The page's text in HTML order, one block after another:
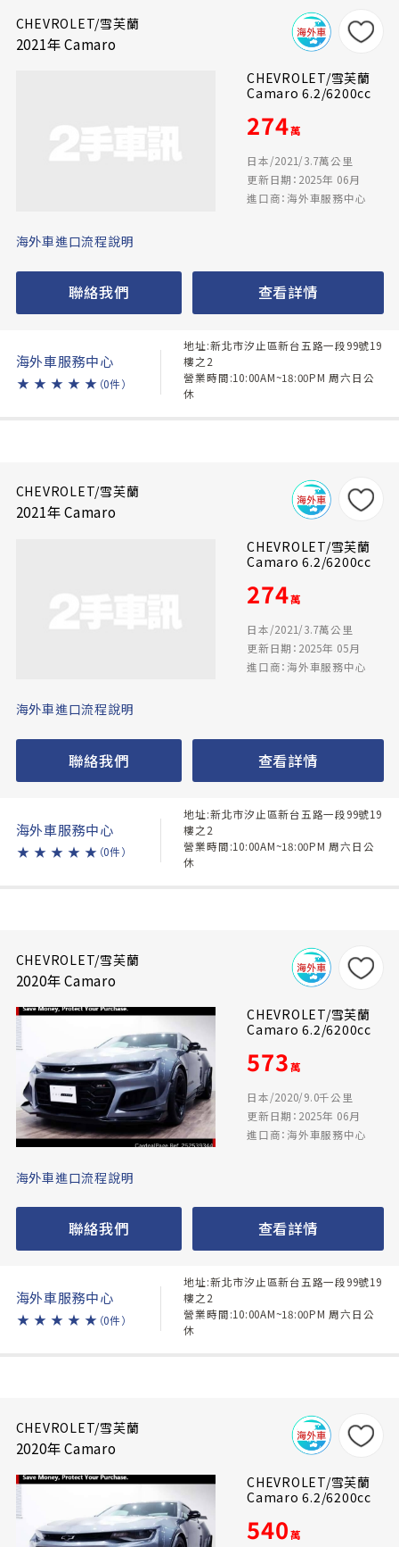
CHEVROLET/雪芙蘭
2021年 Camaro
CHEVROLET/雪芙蘭
Camaro 6.2/6200cc
274萬
日本/2021/3.7萬公里
更新日期：2025年 06月
進口商：海外車服務中心
海外車進口流程說明
聯絡我們 查看詳情
海外車服務中心
★ ★ ★ ★ ★ （0件）
地址:新北市汐止區新台五路一段99號19
樓之2
營業時間:10:00AM~18:00PM 周六日公
休
CHEVROLET/雪芙蘭
2021年 Camaro
CHEVROLET/雪芙蘭
Camaro 6.2/6200cc
274萬
日本/2021/3.7萬公里
更新日期：2025年 05月
進口商：海外車服務中心
海外車進口流程說明
聯絡我們 查看詳情
海外車服務中心
★ ★ ★ ★ ★ （0件）
地址:新北市汐止區新台五路一段99號19
樓之2
營業時間:10:00AM~18:00PM 周六日公
休
CHEVROLET/雪芙蘭
2020年 Camaro
CHEVROLET/雪芙蘭
Camaro 6.2/6200cc
573萬
日本/2020/9.0千公里
更新日期：2025年 06月
進口商：海外車服務中心
海外車進口流程說明
聯絡我們 查看詳情
海外車服務中心
★ ★ ★ ★ ★ （0件）
地址:新北市汐止區新台五路一段99號19
樓之2
營業時間:10:00AM~18:00PM 周六日公
休
CHEVROLET/雪芙蘭
2020年 Camaro
CHEVROLET/雪芙蘭
Camaro 6.2/6200cc
540萬